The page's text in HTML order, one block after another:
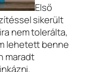
Első
sikerült
nem tolerálta,
lehetett benne
maradt